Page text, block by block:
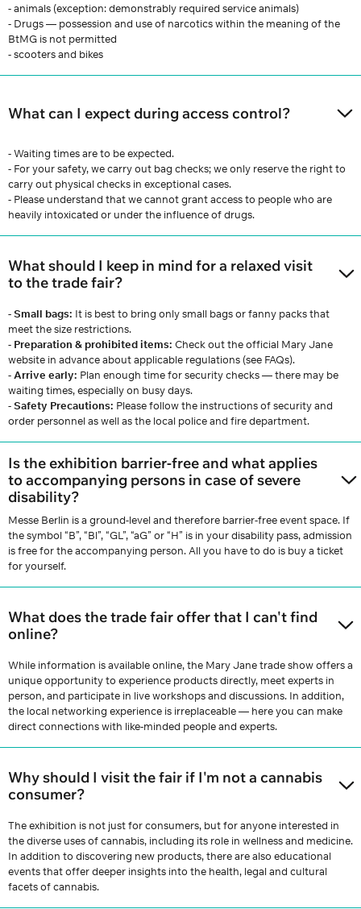
- animals (exception: demonstrably required service animals)
- Drugs — possession and use of narcotics within the meaning of the
BtMG is not permitted
- scooters and bikes
What can I expect during access control?
- Waiting times are to be expected.
- For your safety, we carry out bag checks; we only reserve the right to
carry out physical checks in exceptional cases.
- Please understand that we cannot grant access to people who are
heavily intoxicated or under the influence of drugs.
What should I keep in mind for a relaxed visit
to the trade fair?
- Small bags: It is best to bring only small bags or fanny packs that
meet the size restrictions.
- Preparation & prohibited items: Check out the official Mary Jane
website in advance about applicable regulations (see FAQs).
- Arrive early: Plan enough time for security checks — there may be
waiting times, especially on busy days.
-Safety Precautions: Please follow the instructions of security and
order personnel as well as the local police and fire department.
Is the exhibition barrier-free and what applies
to accompanying persons in case of severe
disability?
Messe Berlin is a ground-level and therefore barrier-free event space. If
the symbol “B”, “Bl”, “GL”, “aG” or “H” is in your disability pass, admission
is free for the accompanying person. All you have to do is buy a ticket
for yourself.
What does the trade fair offer that I can't find
online?
While information is available online, the Mary Jane trade show offers a
unique opportunity to experience products directly, meet experts in
person, and participate in live workshops and discussions. In addition,
the local networking experience is irreplaceable — here you can make
direct connections with like-minded people and experts.
Why should I visit the fair if I'm not a cannabis
consumer?
The exhibition is not just for consumers, but for anyone interested in
the diverse uses of cannabis, including its role in wellness and medicine.
In addition to discovering new products, there are also educational
events that offer deeper insights into the health, legal and cultural
facets of cannabis.